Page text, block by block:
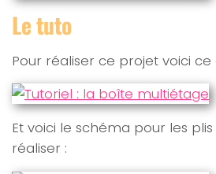
Le tuto
Pour réaliser ce projet voici
Et voici le schéma pour les
réaliser :